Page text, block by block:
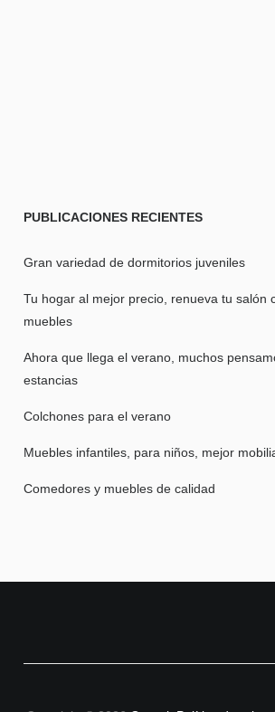
PUBLICACIONES RECIENTES
Gran variedad de dormitorios juveniles
Tu hogar al mejor precio, renueva tu salón
muebles
Ahora que llega el verano, muchos
estancias
Colchones para el verano
Muebles infantiles, para niños, mejor
Comedores y muebles de calidad